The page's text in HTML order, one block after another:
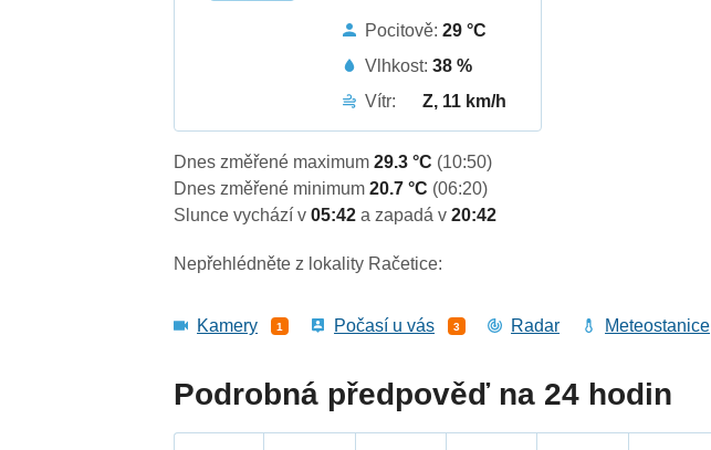
Pocitově:29 °C
Vlhkost:38 %
Vítr:
Z, 11 km/h
Dnes změřené maximum29.3 °C (10:50)
Dnes změřené minimum20.7 °C (06:20)
Slunce vychází v05:42a zapadá v20:42
Nepřehlédněte z lokality Račetice:
Kamery 1 Počasí u vás 3 Radar Meteostanice
Podrobná předpověď na 24 hodin